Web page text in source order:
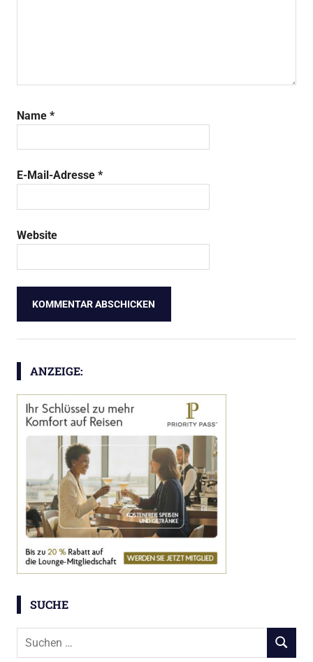
Name *
E-Mail-Adresse *
Website
ANZEIGE:
SUCHE
Suchen
SUCHEN